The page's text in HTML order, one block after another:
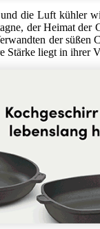
die Luft kühler
der Heimat
der süßen
Stärke liegt in ihrer